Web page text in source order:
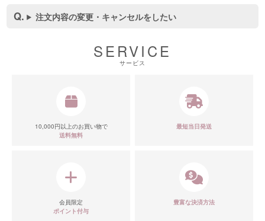
注文内容の変更・キャンセルをしたい
SERVICE
サービス
10,000円以上のお買い物で
送料無料
最短当日発送
会員限定
ポイント付与
豊富な決済方法